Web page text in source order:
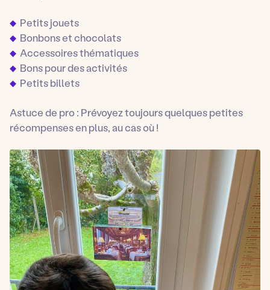
Petits jouets
Bonbons et chocolats
Accessoires thématiques
Bons pour des activités
Petits billets
Astuce de pro : Prévoyez toujours quelques petites
récompenses en plus, au cas où !